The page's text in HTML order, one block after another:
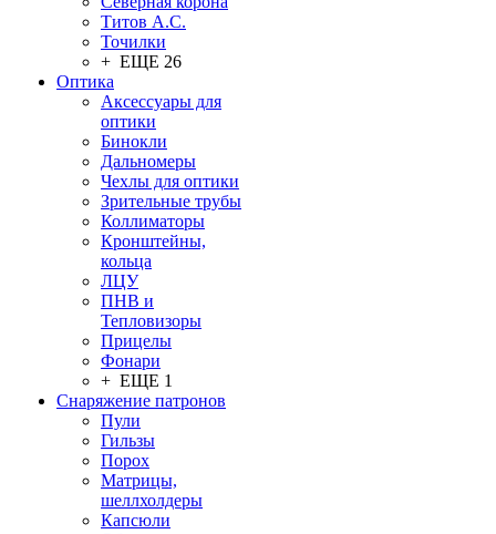
Титов А.С.
Точилки
+ ЕЩЕ 26
Оптика
Аксессуары для
оптики
Бинокли
Дальномеры
Чехлы для оптики
Зрительные трубы
Коллиматоры
Кронштейны,
кольца
ЛЦУ
ПНВ и
Тепловизоры
Прицелы
Фонари
+ ЕЩЕ 1
Снаряжение патронов
Пули
Гильзы
Порох
Матрицы,
шеллхолдеры
Капсюли